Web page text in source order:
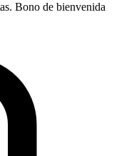
Bono de bienvenida